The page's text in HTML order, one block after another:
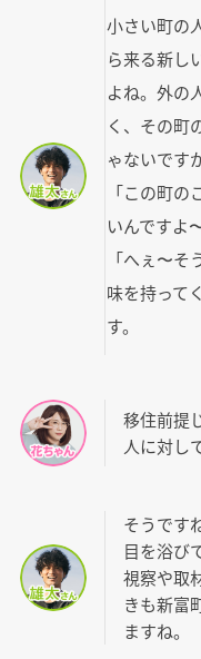
小さい町の
ら来る新し
よね。外の
く、その町
ゃないです
「この町
いんですよ
「へぇ〜
味を持って
す。
移住前提
人に対し
そうです
目を浴び
視察や取
きも新富
ますね。